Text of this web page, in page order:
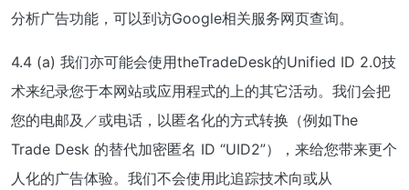
分析广告功能，可以到访Google相关服务网页查询。
4.4 (a) 我们亦可能会使用theTradeDesk的Unified ID 2.0技
术来纪录您于本网站或应用程式的上的其它活动。我们会把
您的电邮及／或电话，以匿名化的方式转换（例如The
Trade Desk 的替代加密匿名 ID “UID2”），来给您带来更个
人化的广告体验。我们不会使用此追踪技术向或从